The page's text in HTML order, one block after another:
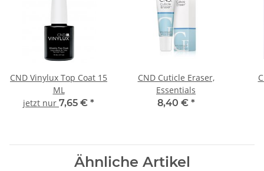
CND Vinylux Top Coat 15
ML
jetzt nur 7,65 € *
CND Cuticle Eraser,
Essentials
8,40 € *
Ähnliche Artikel